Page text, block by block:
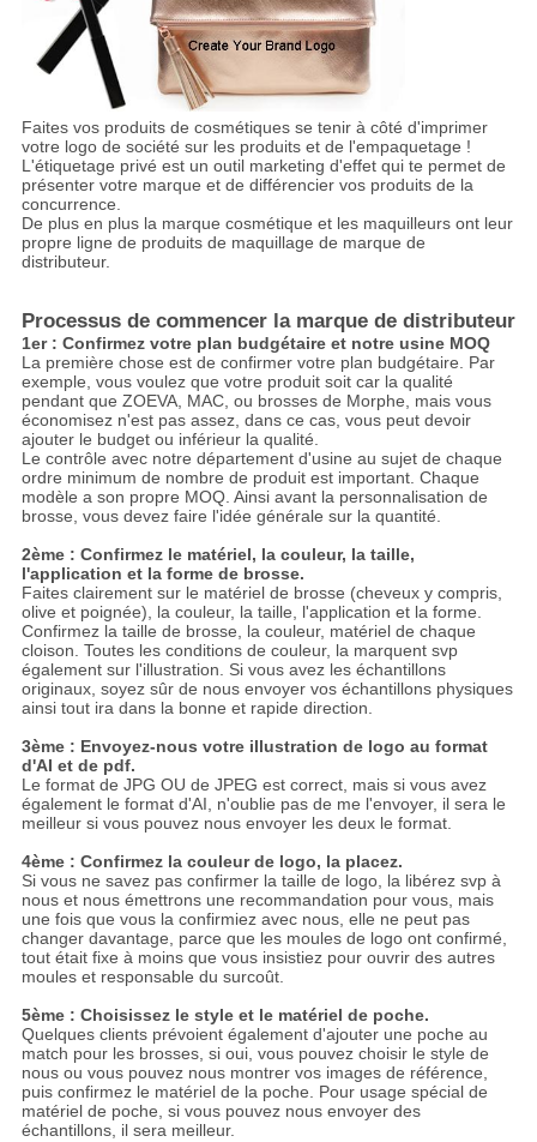
Faites vos produits de cosmétiques se tenir à côté d'imprimer
votre logo de société sur les produits et de l'empaquetage !
L'étiquetage privé est un outil marketing d'effet qui te permet de
présenter votre marque et de différencier vos produits de la
concurrence.
De plus en plus la marque cosmétique et les maquilleurs ont leur
propre ligne de produits de maquillage de marque de
distributeur.
Processus de commencer la marque de distributeur
1er : Confirmez votre plan budgétaire et notre usine MOQ
La première chose est de confirmer votre plan budgétaire. Par
exemple, vous voulez que votre produit soit car la qualité
pendant que ZOEVA, MAC, ou brosses de Morphe, mais vous
économisez n'est pas assez, dans ce cas, vous peut devoir
ajouter le budget ou inférieur la qualité.
Le contrôle avec notre département d'usine au sujet de chaque
ordre minimum de nombre de produit est important. Chaque
modèle a son propre MOQ. Ainsi avant la personnalisation de
brosse, vous devez faire l'idée générale sur la quantité.
2ème : Confirmez le matériel, la couleur, la taille,
l'application et la forme de brosse.
Faites clairement sur le matériel de brosse (cheveux y compris,
olive et poignée), la couleur, la taille, l'application et la forme.
Confirmez la taille de brosse, la couleur, matériel de chaque
cloison. Toutes les conditions de couleur, la marquent svp
également sur l'illustration. Si vous avez les échantillons
originaux, soyez sûr de nous envoyer vos échantillons physiques
ainsi tout ira dans la bonne et rapide direction.
3ème : Envoyez-nous votre illustration de logo au format
d'AI et de pdf.
Le format de JPG OU de JPEG est correct, mais si vous avez
également le format d'AI, n'oublie pas de me l'envoyer, il sera le
meilleur si vous pouvez nous envoyer les deux le format.
4ème : Confirmez la couleur de logo, la placez.
Si vous ne savez pas confirmer la taille de logo, la libérez svp à
nous et nous émettrons une recommandation pour vous, mais
une fois que vous la confirmiez avec nous, elle ne peut pas
changer davantage, parce que les moules de logo ont confirmé,
tout était fixe à moins que vous insistiez pour ouvrir des autres
moules et responsable du surcoût.
5ème : Choisissez le style et le matériel de poche.
Quelques clients prévoient également d'ajouter une poche au
match pour les brosses, si oui, vous pouvez choisir le style de
nous ou vous pouvez nous montrer vos images de référence,
puis confirmez le matériel de la poche. Pour usage spécial de
matériel de poche, si vous pouvez nous envoyer des
échantillons, il sera meilleur.